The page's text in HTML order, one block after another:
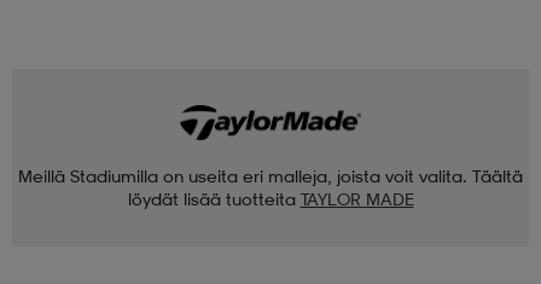
Meillä Stadiumilla on useita eri malleja, joista voit valita. Täältä
löydät lisää tuotteita TAYLOR MADE